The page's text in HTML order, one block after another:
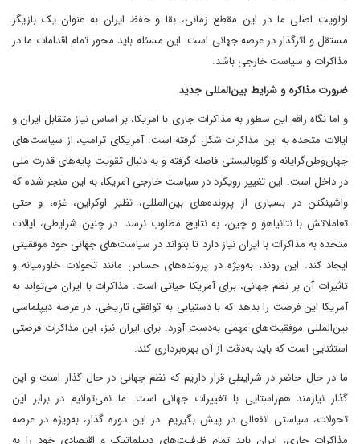
اولویت اصلی ما در این مقطع زمانی، بقا و حفظ ایران به عنوان یک بازیگر
مستقل و اثرگذار در عرصه جهانی است. این مسئله باید محور تمام اقدامات ما در
مذاکرات و سیاست خارجی باشد.
ضرورت مذاکره و شرایط بین‌المللی جدید
و اما نگاه راقم این سطور به مذاکرات جاری با امریکا، بر اساس نیاز متقابل ایران و
ایالات متحده به این مذاکرات شکل گرفته است. آمریکای ترامپ، از سیاست‌های
جهان‌وطن‌گرایانه و گلوبالیستی فاصله گرفته و به دنبال تقویت پایه‌های قدرت ملی
در داخل است. این تغییر رویکرد در سیاست خارجی آمریکا، به این منجر شده که
واشینگتن در بسیاری از پرونده‌های بین‌المللی، نظیر اوکراین، غزه، و حتی
تعاملاتش با نتانیاهو و چین، به نتایج مطلوب نرسد. در چنین شرایطی، ایالات
متحده به مذاکرات با ایران نیاز دارد تا بتواند در سیاست‌های جهانی خود موفقیتی
ایجاد کند. این روند، به‌ویژه در پرونده‌های حساس مانند تحولات خاورمیانه و
تاثیرات آن بر نظم جهانی، برای آمریکا حیاتی است. مذاکرات با ایران می‌تواند به
آمریکا این فرصت را بدهد که با دستیابی به توافقی تاریخی، در عرصه دیپلماسی
بین‌المللی موفقیت‌های مهمی به‌دست آورد. برای ایران نیز، این مذاکرات فرصتی
استثنایی است که باید به‌دقت از آن بهره‌برداری کند.
ما در حال حاضر در شرایطی قرار داریم که نظم جهانی در حال گذار است و این
گذار نیازمند هم‌راستایی با تغییرات جهانی است. ما نمی‌توانیم در برابر این
تحولات، سیاستی انفعالی در پیش بگیریم. در این دوره گذار، به‌ویژه در عرصه
مذاکرات جاری، ایران باید تمام ظرفیت‌های دیپلماتیک و اقتصادی خود را به